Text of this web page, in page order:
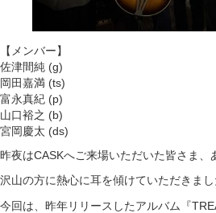
【メンバー】
佐津間純 (g)
岡田嘉満 (ts)
富永真紀 (p)
山口裕之 (b)
宮岡慶太 (ds)
昨夜はCASKへご来場いただいた皆さま、
沢山の方に熱心に耳を傾けていただきまし
今回は、昨年リリースしたアルバム『